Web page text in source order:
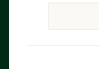
zvyšují
na proces
aplikaci
je